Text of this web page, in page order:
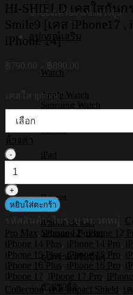
ปกป้องเครื่อง แข็งแรงสูง
อุปกรณ์เสริม
Watch
Apple Watch
Samsung Watch
Tablets
iPad
Boxset
iPhone Boxset
Samsung Boxset
อุปกรณ์เสริมอื่นๆ
สายชาร์จ
HI-SHIELD เคสใสกันก
Smile9 [เคส iPhone17 ,
iPhone 14]
through
฿890.00
เคสใส iphone
ล้างค่า
จำนวน
SHIELD
เคส
ใส
กระแทก
iPhone
รุ่น
Happy
หยิบใส่ตะกร้า
รหัสสินค้า: ไม่ระบุ หมวดหมู่:
Pro Max iPhone 12 , iPhone 12
iPhone 14 Plus
iPhone 14 Pro
iPhone 15 Plus, iPhone 15 Pro
iPhone 16 Plus
iPhone 16 Pro
iPhone 17
iPhone 17 Pro
Collection,เคส Impact Shield